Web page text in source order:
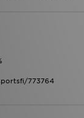
773764